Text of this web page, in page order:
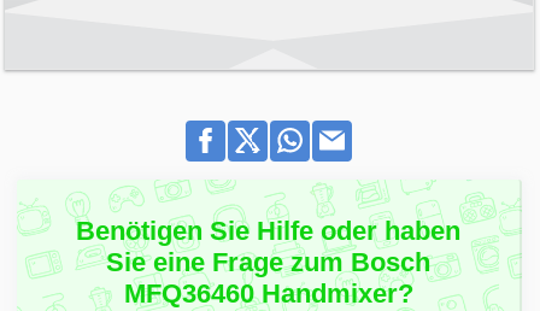
Benötigen Sie Hilfe oder haben
Sie eine Frage zum Bosch
MFQ36460 Handmixer?